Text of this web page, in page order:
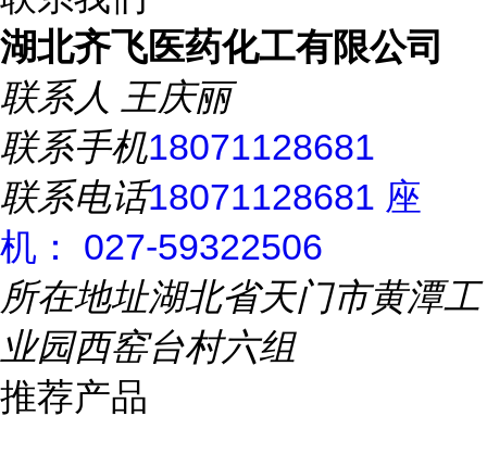
湖北齐飞医药化工有限公司
联系人 王庆丽
联系手机18071128681
联系电话18071128681 座
机： 027-59322506
所在地址湖北省天门市黄潭工
业园西窑台村六组
推荐产品